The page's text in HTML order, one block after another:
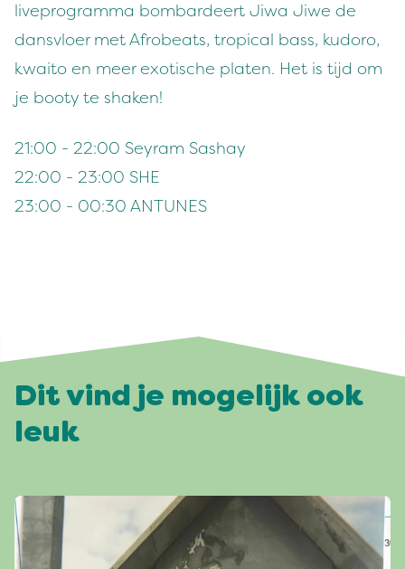
liveprogramma bombardeert Jiwa Jiwe de
dansvloer met Afrobeats, tropical bass, kudoro,
kwaito en meer exotische platen. Het is tijd om
je booty te shaken!
21:00 - 22:00 Seyram Sashay
22:00 - 23:00 SHE
23:00 - 00:30 ANTUNES
Dit vind je mogelijk ook
leuk